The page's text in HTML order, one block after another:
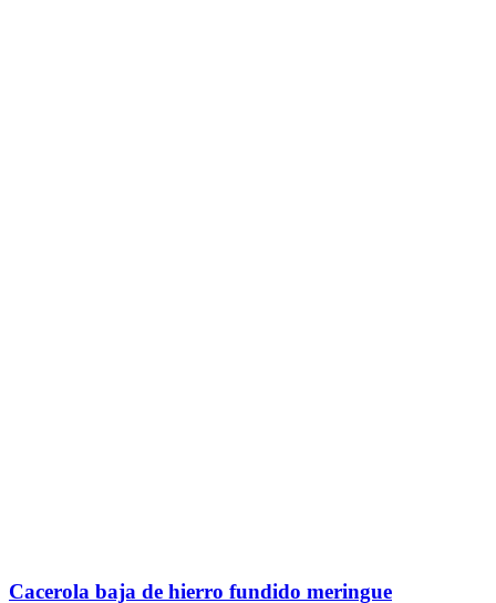
Cacerola baja de hierro fundido meringue